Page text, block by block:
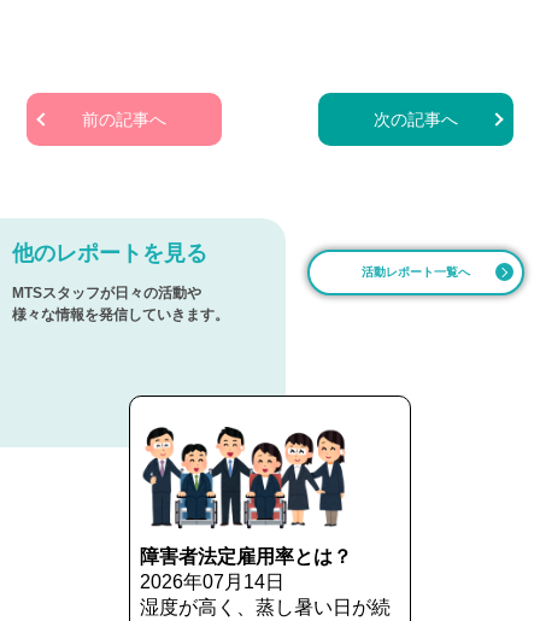
前の記事へ 次の記事へ
他のレポートを見る
MTSスタッフが日々の活動や
様々な情報を発信していきます。
活動レポート一覧へ
障害者法定雇用率とは？
2026年07月14日
湿度が高く、蒸し暑い日が続